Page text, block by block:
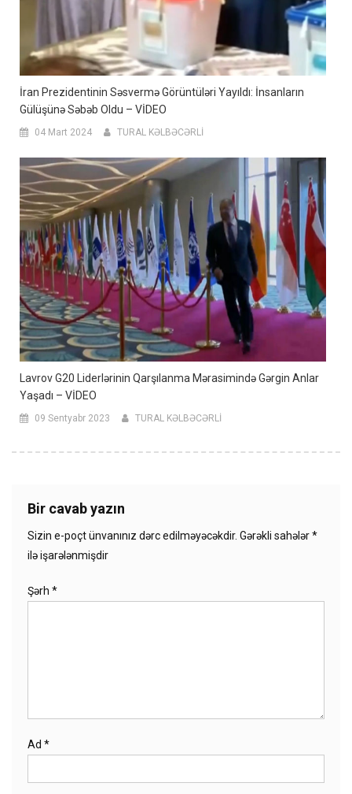
İran Prezidentinin Səsvermə Görüntüləri Yayıldı: İnsanların
Gülüşünə Səbəb Oldu – VİDEO
04 Mart 2024 TURAL KƏLBƏCƏRLİ
Lavrov G20 Liderlərinin Qarşılanma Mərasimində Gərgin Anlar
Yaşadı – VİDEO
09 Sentyabr 2023 TURAL KƏLBƏCƏRLİ
Bir cavab yazın
Sizin e-poçt ünvanınız dərc edilməyəcəkdir. Gərəkli sahələr*
ilə işarələnmişdir
Şərh *
Ad *